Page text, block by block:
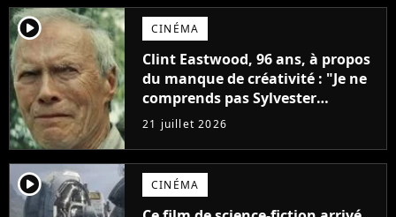
player2 CINÉMA
Clint Eastwood, 96 ans, à propos
du manque de créativité : "Je ne
comprends pas Sylvester
Stallone. J'ai l'impression qu'il ne
fait ça que pour l'argent"
21 juillet 2026
player2 CINÉMA